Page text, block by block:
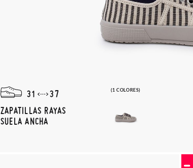
(1 COLORES)
31
37
ZAPATILLAS RAYAS
SUELA ANCHA